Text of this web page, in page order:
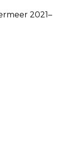
2021–